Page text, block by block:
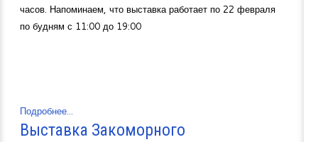
часов. Напоминаем, что выставка работает по 22 февраля
по будням с 11:00 до 19:00
Подробнее...
Выставка Закоморного